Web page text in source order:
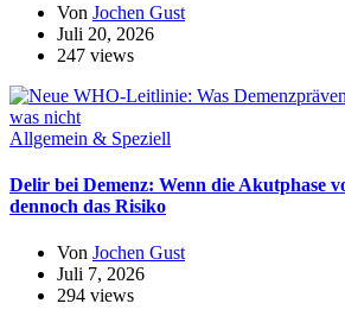
Von Jochen Gust
Juli 20, 2026
247 views
Allgemein & Speziell
Delir bei Demenz: Wenn die Akutphase
dennoch das Risiko
Von Jochen Gust
Juli 7, 2026
294 views